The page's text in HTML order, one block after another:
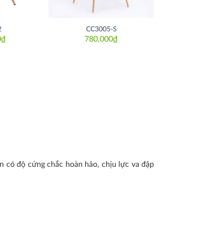
₫
CC3005-S
780,000₫
có độ cứng chắc hoàn hảo, chịu lực va đập